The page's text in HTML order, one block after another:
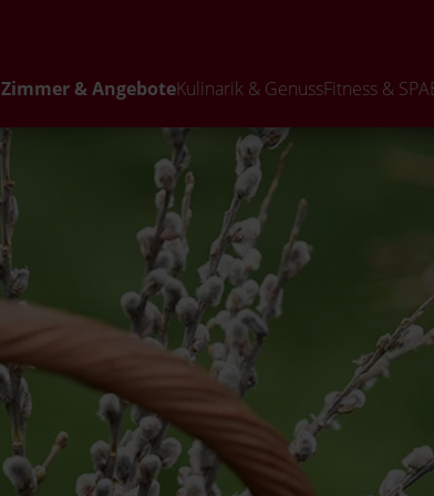
Zimmer & AngeboteKulinarik & GenussFitness & SPA